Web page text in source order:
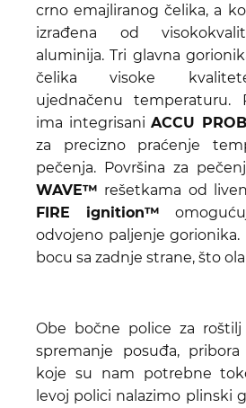
crno emajliranog čelika, a
izrađena od
aluminija. Tri glavna
čelika visoke
ujednačenu temperaturu.
ima integrisani ACCU
za precizno praćenje
pečenja. Površina za
WAVE™ rešetkama od
FIRE ignition™
odvojeno paljenje gorionika.
bocu sa zadnje strane, što
Obe bočne police za
spremanje posuđa,
koje su nam potrebne
levoj polici nalazimo plinski